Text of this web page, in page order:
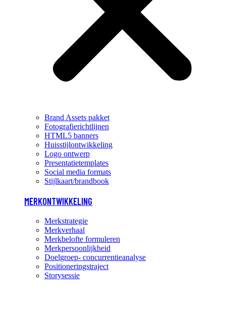
Brand Assets pakket
Fotografierichtlijnen
HTML5 banners
Huisstijlontwikkeling
Logo ontwerp
Presentatietemplates
Social media formats
Stijlkaart/brandbook
MERKONTWIKKELING
Merkstrategie
Merkverhaal
Merkbelofte formuleren
Merkpersoonlijkheid
Doelgroep- concurrentieanalyse
Positioneringstraject
Storysessie